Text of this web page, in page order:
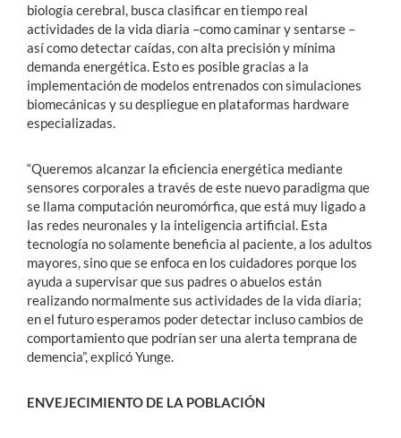
biología cerebral, busca clasificar en tiempo real
actividades de la vida diaria –como caminar y sentarse –
así como detectar caídas, con alta precisión y mínima
demanda energética. Esto es posible gracias a la
implementación de modelos entrenados con simulaciones
biomecánicas y su despliegue en plataformas hardware
especializadas.
“Queremos alcanzar la eficiencia energética mediante
sensores corporales a través de este nuevo paradigma que
se llama computación neuromórfica, que está muy ligado a
las redes neuronales y la inteligencia artificial. Esta
tecnología no solamente beneficia al paciente, a los adultos
mayores, sino que se enfoca en los cuidadores porque los
ayuda a supervisar que sus padres o abuelos están
realizando normalmente sus actividades de la vida diaria;
en el futuro esperamos poder detectar incluso cambios de
comportamiento que podrían ser una alerta temprana de
demencia”, explicó Yunge.
ENVEJECIMIENTO DE LA POBLACIÓN